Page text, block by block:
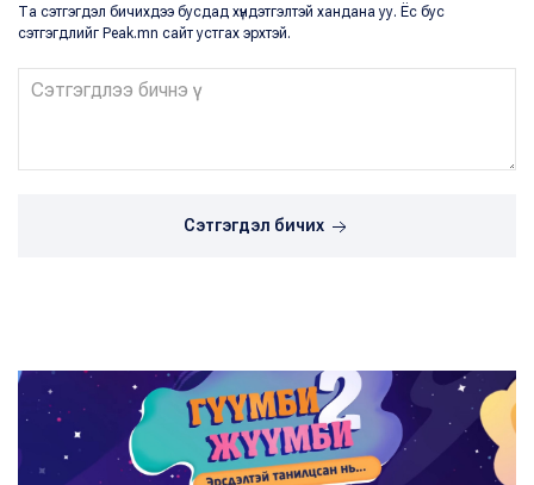
Та сэтгэгдэл бичихдээ бусдад хүндэтгэлтэй хандана уу. Ёс бус
сэтгэгдлийг Peak.mn сайт устгах эрхтэй.
Сэтгэгдэл бичих